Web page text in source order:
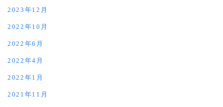
2023年12月
2022年10月
2022年6月
2022年4月
2022年1月
2021年11月